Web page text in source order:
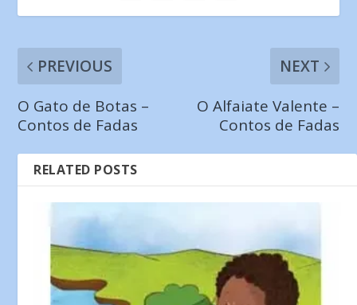
PREVIOUS
O Gato de Botas –
Contos de Fadas
NEXT
O Alfaiate Valente –
Contos de Fadas
RELATED POSTS